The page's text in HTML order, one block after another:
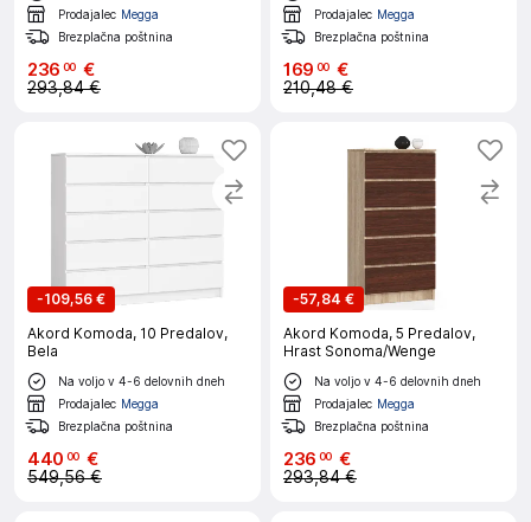
Prodajalec Megga
Brezplačna poštnina
236 00 €
293,84 €
Prodajalec Megga
Brezplačna poštnina
169 00 €
210,48 €
-109,56 €
Akord Komoda, 10 Predalov,
Bela
Na voljo v 4-6 delovnih dneh
Prodajalec Megga
Brezplačna poštnina
440 00 €
549,56 €
-57,84 €
Akord Komoda, 5 Predalov,
Hrast Sonoma/Wenge
Na voljo v 4-6 delovnih dneh
Prodajalec Megga
Brezplačna poštnina
236 00 €
293,84 €